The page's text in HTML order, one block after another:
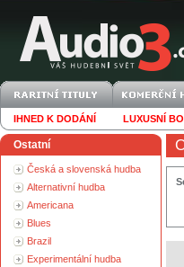
IHNED K DODÁNÍ LUXUSNÍ
Ostatní
Česká a slovenská hudba
Alternativní hudba
Americana
Blues
Brazil
Experimentální hudba